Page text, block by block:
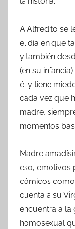
A Alfredito se
el día en que
y también
(en su
él y tiene
cada vez que
madre,
momentos
Madre
eso, emotivos
cómicos
cuenta a su
encuentra a la
homosexual